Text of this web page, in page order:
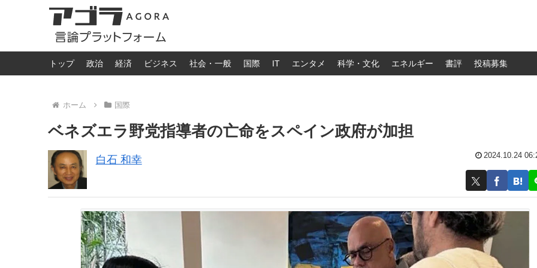
トップ 政治 経済 ビジネス 社会・一般 国際 IT エンタメ 科学・文化 エネルギー 書評 投稿募集
ホーム 国際
ベネズエラ野党指導者の亡命をスペイン政府が加担
白石 和幸 2024.10.24